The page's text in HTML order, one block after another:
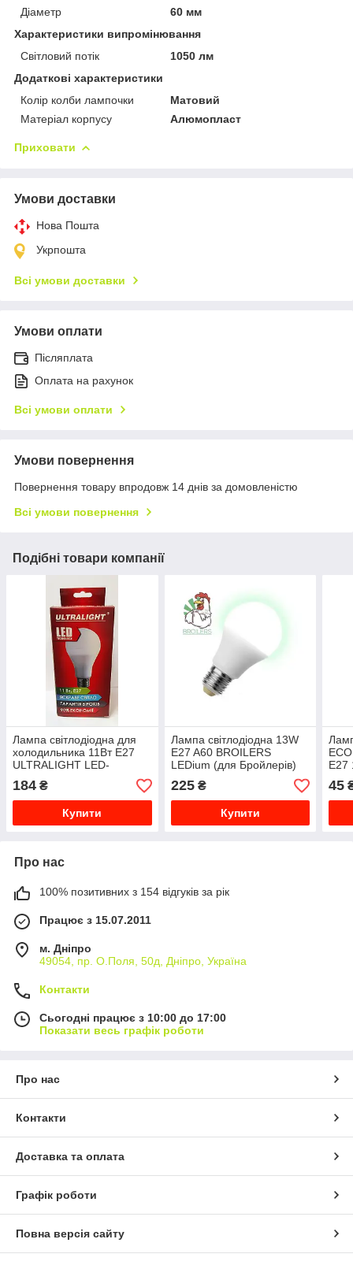
Діаметр
60 мм
Характеристики випромінювання
Світловий потік
1050 лм
Додаткові характеристики
Колір колби лампочки
Матовий
Матеріал корпусу
Алюмопласт
Приховати
Умови доставки
Нова Пошта
Укрпошта
Всі умови доставки
Умови оплати
Післяплата
Оплата на рахунок
Всі умови оплати
Умови повернення
Повернення товару впродовж 14 днів за домовленістю
Всі умови повернення
Подібні товари компанії
Лампа світлодіодна для
холодильника 11Вт Е27
ULTRALIGHT LED-
A65/SX7-11W-N-N27
184 ₴
Купити
Лампа світлодіодна 13W
E27 A60 BROILERS
LEDium (для Бройлерів)
225₴
Купити
Е27
45
Про нас
100% позитивних з 154 відгуків за рік
Працює з 15.07.2011
м. Дніпро
49054, пр. О.Поля, 50д, Дніпро, Україна
Контакти
Сьогодні працює з 10:00 до 17:00
Показати весь графік роботи
Про нас
Контакти
Доставка та оплата
Графік роботи
Повна версія сайту